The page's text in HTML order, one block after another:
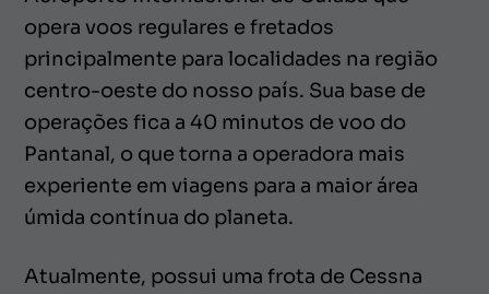
opera voos regulares e fretados
principalmente para localidades na região
centro-oeste do nosso país. Sua base de
operações fica a 40 minutos de voo do
Pantanal, o que torna a operadora mais
experiente em viagens para a maior área
úmida contínua do planeta.
Atualmente, possui uma frota de Cessna